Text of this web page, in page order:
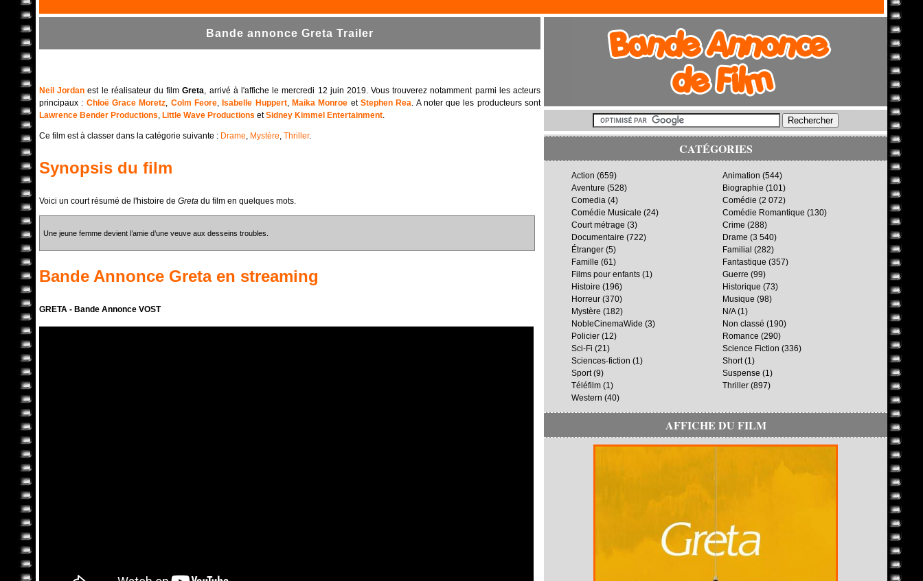
Bande annonce Greta Trailer
Neil Jordan est le réalisateur du filmGreta, arrivé à l'affiche le mercredi 12 juin 2019. Vous trouverez notamment parmi les acteurs
principaux : Chloë Grace Moretz, Colm Feore, Isabelle Huppert, Maika Monroe et Stephen Rea. A noter que les producteurs sont
Lawrence Bender Productions, Little Wave Productions etSidney Kimmel Entertainment.
Ce film est à classer dans la catégorie suivante : Drame, Mystère, Thriller.
Synopsis du film
Voici un court résumé de l'histoire de Greta du film en quelques mots.
Une jeune femme devient l’amie d’une veuve aux desseins troubles.
Bande Annonce Gretaen streaming
GRETA - Bande Annonce VOST
CATÉGORIES
Action (659) Animation (544)
Aventure (528) Biographie (101)
Comedia (4) Comédie (2 072)
Comédie Musicale (24) Comédie Romantique (130)
Court métrage (3) Crime (288)
Documentaire (722) Drame (3 540)
Étranger (5) Familial (282)
Famille (61) Fantastique (357)
Films pour enfants (1) Guerre (99)
Histoire (196) Historique (73)
Horreur (370) Musique (98)
Mystère (182) N/A(1)
NobleCinemaWide (3) Non classé (190)
Policier (12) Romance (290)
Sci-Fi (21) Science Fiction (336)
Sciences-fiction (1) Short(1)
Sport(9) Suspense (1)
Téléfilm (1) Thriller (897)
Western (40)
AFFICHE DU FILM